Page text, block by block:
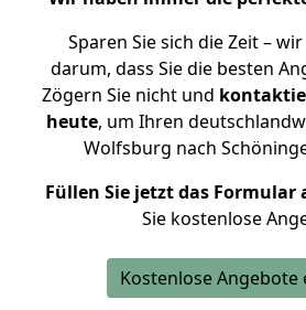
Sparen Sie sich die Zeit –
darum, dass Sie die besten
Zögern Sie nicht und
heute, um Ihren
Wolfsburg nach
Füllen Sie jetzt das Formular
Sie kostenlose
Kostenlose Angebote